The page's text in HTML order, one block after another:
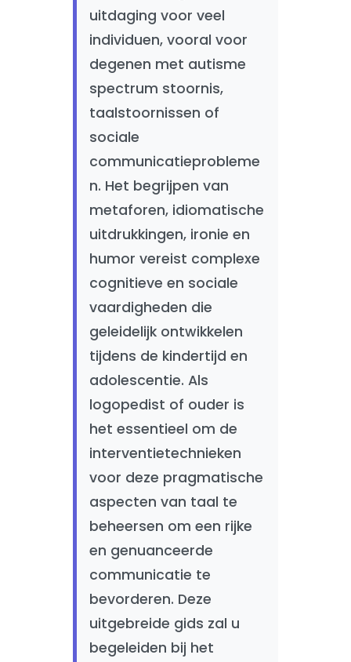
uitdaging voor veel
individuen, vooral voor
degenen met autisme
spectrum stoornis,
taalstoornissen of
sociale
communicatieprobleme
n. Het begrijpen van
metaforen, idiomatische
uitdrukkingen, ironie en
humor vereist complexe
cognitieve en sociale
vaardigheden die
geleidelijk ontwikkelen
tijdens de kindertijd en
adolescentie. Als
logopedist of ouder is
het essentieel om de
interventietechnieken
voor deze pragmatische
aspecten van taal te
beheersen om een rijke
en genuanceerde
communicatie te
bevorderen. Deze
uitgebreide gids zal u
begeleiden bij het